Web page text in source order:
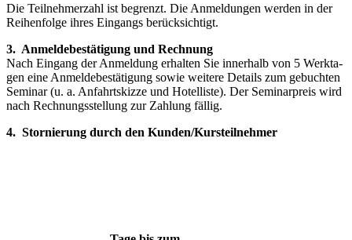
Die Teilnehmerzahl ist begrenzt. Die Anmeldungen werden in der
Rei­henfolge ihres Eingangs berücksichtigt.
3. Anmeldebestätigung und Rechnung
Nach Eingang der Anmeldung erhalten Sie innerhalb von 5 Werkta­
gen eine Anmeldebestätigung sowie weitere Details zum gebuchten
Seminar (u. a. Anfahrtskizze und Hotelliste). Der Seminarpreis wird
nach Rechnungsstellung zur Zahlung fällig.
4. Stornierung durch den Kunden/Kursteilnehmer